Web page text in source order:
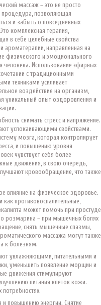
массаж – это не просто
процедура, позволяющая
и забыть о повседневных
комплексная терапия,
в себе целебные свойства
ароматерапии, направленная на
физического и эмоционального
человека. Использование эфирных
с традиционными
техниками усиливает
воздействие на организм,
уникальный опыт оздоровления и
снимать стресс и напряжение.
успокаивающими свойствами.
мозга, которая контролирует
и повышению уровня
чувствует себя более
движения, в свою очередь,
кровообращение, что также
влияние на физическое здоровье.
противовоспалительные,
может помочь при простуде
розмарина – при мышечных болях
снять мышечные спазмы,
массажа могут также
к болезням.
увлажняющими, питательными и
уменьшить появление морщин и
движения стимулируют
питания клеток кожи.
и повышению энергии. Снятие